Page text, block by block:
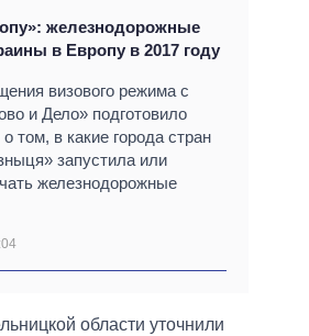
железнодорожные
в Европу в 2017 году
визового режима с
и Дело» подготовило
том, в какие города стран
запустила или
железнодорожные
области уточнили